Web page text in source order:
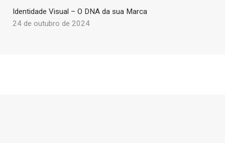
Identidade Visual – O DNA da sua Marca
24 de outubro de 2024